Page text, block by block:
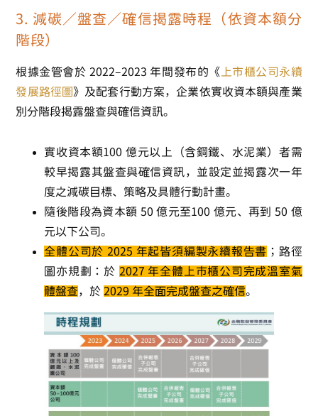
3. 減碳／盤查／確信揭露時程（依資本額分
階段）
根據金管會於 2022–2023 年間發布的《 上市櫃公司永續
發展路徑圖》及配套行動方案，企業依實收資本額與產業
別分階段揭露盤查與確信資訊。
實收資本額100 億元以上
（含鋼鐵、水泥業）者需
較早揭露其盤查與確信資訊，並設定並揭露次一年
度之減碳目標、策略及具體行動計畫。
隨後階段為資本額 50 億元至100 億元、再到 50 億
元以下公司。
全體公司於 2025 年起皆須編製永續報告書 ；路徑
圖亦規劃：於 2027 年全體上市櫃公司完成溫室氣
體盤查，於 2029 年全面完成盤查之確信。